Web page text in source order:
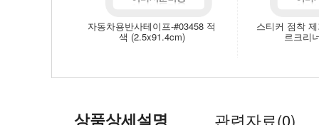
자동차용반사테이프-#03458 적
색 (2.5x91.4cm)
스티커 점착
르크리
상품상세설명 관련자료(0)